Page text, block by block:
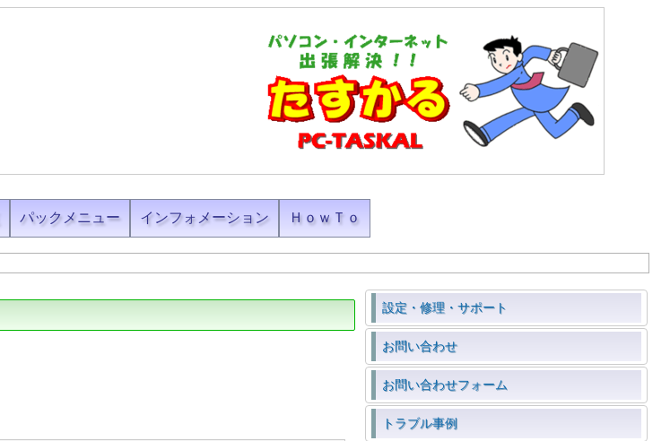
パックメニュー インフォメーション ＨｏｗＴｏ
設定・修理・サポート
お問い合わせ
お問い合わせフォーム
トラブル事例